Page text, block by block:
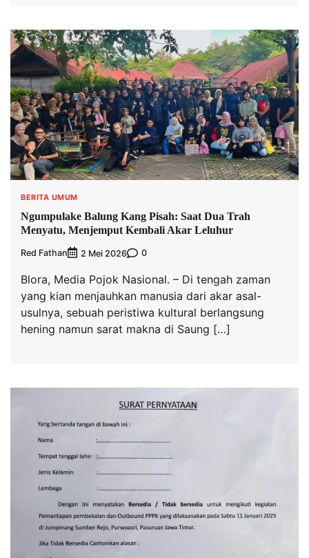
BERITA UMUM
Ngumpulake Balung Kang Pisah: Saat Dua Trah
Menyatu, Menjemput Kembali Akar Leluhur
Red Fathan 2 Mei 2026 0
Blora, Media Pojok Nasional. – Di tengah zaman
yang kian menjauhkan manusia dari akar asal-
usulnya, sebuah peristiwa kultural berlangsung
hening namun sarat makna di Saung […]